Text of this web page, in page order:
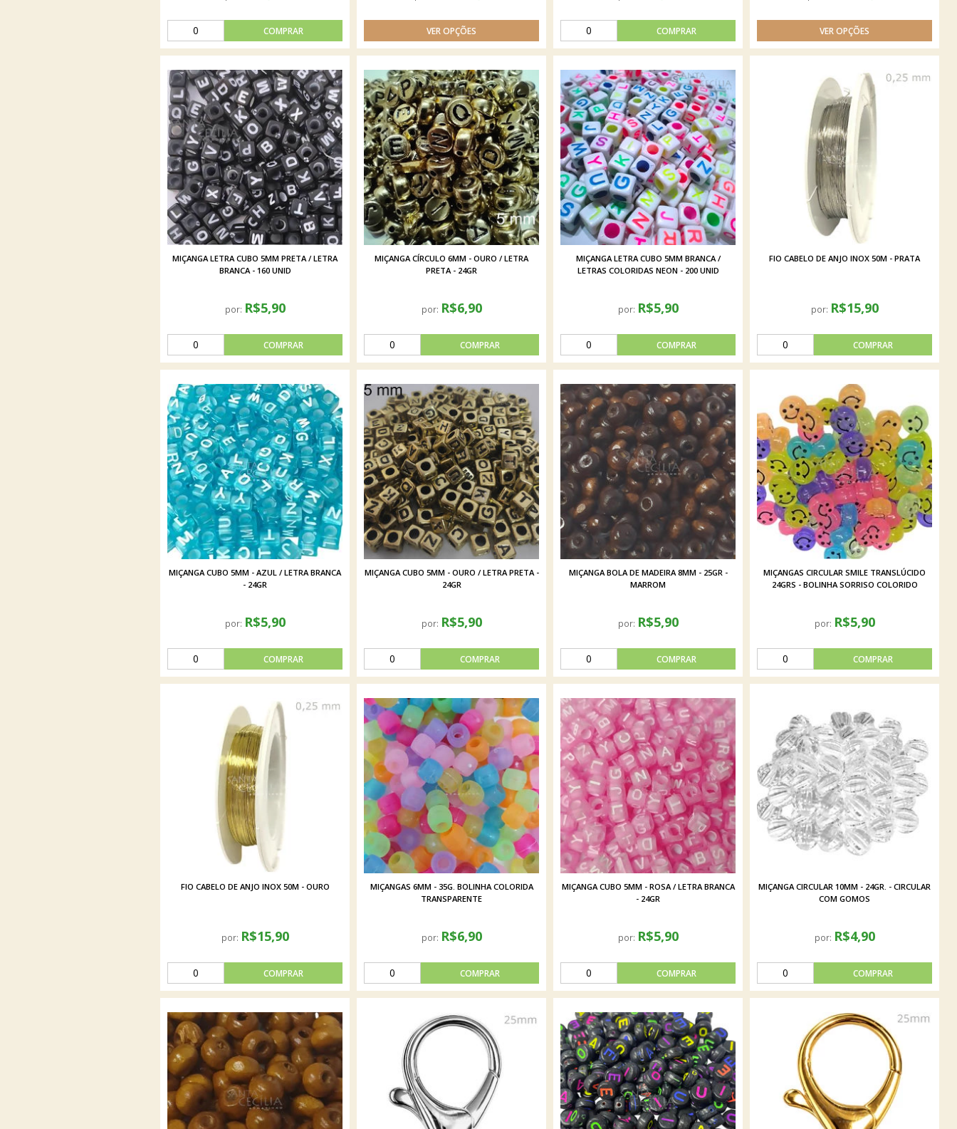
MIÇANGA LETRA CUBO 5MM PRETA / LETRA
BRANCA - 160 UNID
por: R$5,90
MIÇANGA CÍRCULO 6MM - OURO / LETRA
PRETA - 24GR
por: R$6,90
MIÇANGA LETRA CUBO 5MM BRANCA /
LETRAS COLORIDAS NEON - 200 UNID
por: R$5,90
FIO CABELO DE ANJO INOX 50M - PRATA
por: R$15,90
MIÇANGA CUBO 5MM - AZUL / LETRA BRANCA
- 24GR
por: R$5,90
MIÇANGA CUBO 5MM - OURO / LETRA PRETA -
24GR
por: R$5,90
MIÇANGA BOLA DE MADEIRA 8MM - 25GR -
MARROM
por: R$5,90
MIÇANGAS CIRCULAR SMILE TRANSLÚCIDO
24GRS - BOLINHA SORRISO COLORIDO
por: R$5,90
FIO CABELO DE ANJO INOX 50M - OURO
por: R$15,90
MIÇANGAS 6MM - 35G. BOLINHA COLORIDA
TRANSPARENTE
por: R$6,90
MIÇANGA CUBO 5MM - ROSA / LETRA BRANCA
- 24GR
por: R$5,90
MIÇANGA CIRCULAR 10MM - 24GR. - CIRCULAR
COM GOMOS
por: R$4,90